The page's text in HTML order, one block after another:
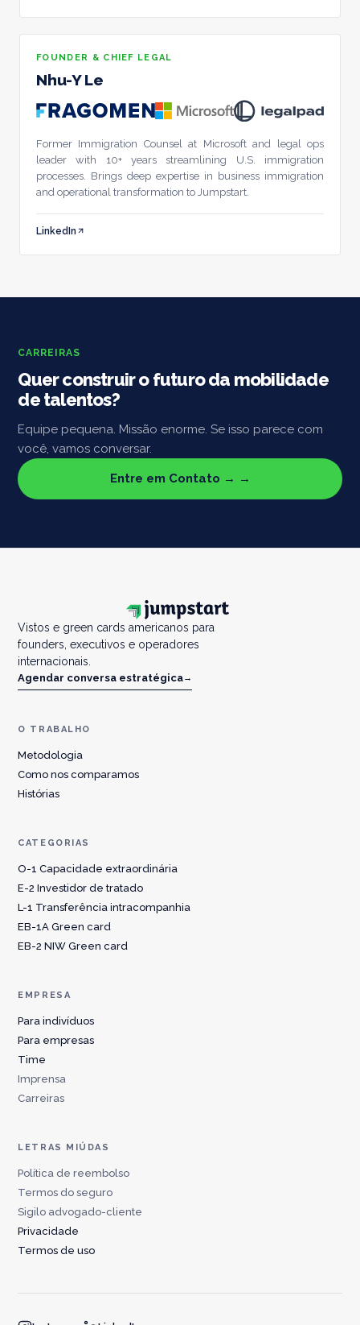
FOUNDER & CHIEF LEGAL
Nhu-Y Le
Former Immigration Counsel at Microsoft and legal ops
leader with 10+ years streamlining U.S. immigration
processes. Brings deep expertise in business immigration
and operational transformation to Jumpstart.
LinkedIn
CARREIRAS
Quer construir o futuro da mobilidade
de talentos?
Equipe pequena. Missão enorme. Se isso parece com
você, vamos conversar.
Entre em Contato → →
Vistos e green cards americanos para
founders, executivos e operadores
internacionais.
Agendar conversa estratégica→
O TRABALHO
Metodologia
Como nos comparamos
Histórias
CATEGORIAS
O-1 Capacidade extraordinária
E-2 Investidor de tratado
L-1 Transferência intracompanhia
EB-1A Green card
EB-2 NIW Green card
EMPRESA
Para indivíduos
Para empresas
Time
Imprensa
Carreiras
LETRAS MIÚDAS
Política de reembolso
Termos do seguro
Sigilo advogado-cliente
Privacidade
Termos de uso